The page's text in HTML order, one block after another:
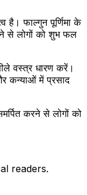
है। फाल्गुन पूर्णिमा के
से लोगों को शुभ फल
वस्त्र धारण करें।
कन्याओं में प्रसाद
करने से लोगों को
readers.